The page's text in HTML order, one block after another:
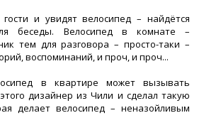
и увидят велосипед – найдётся
беседы. Велосипед в комнате –
тем для разговора – просто-таки –
воспоминаний, и проч, и проч...
в квартире может вызывать
дизайнер из Чили и сделал такую
делает велосипед – неназойливым